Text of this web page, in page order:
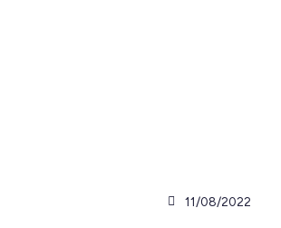
11/08/2022